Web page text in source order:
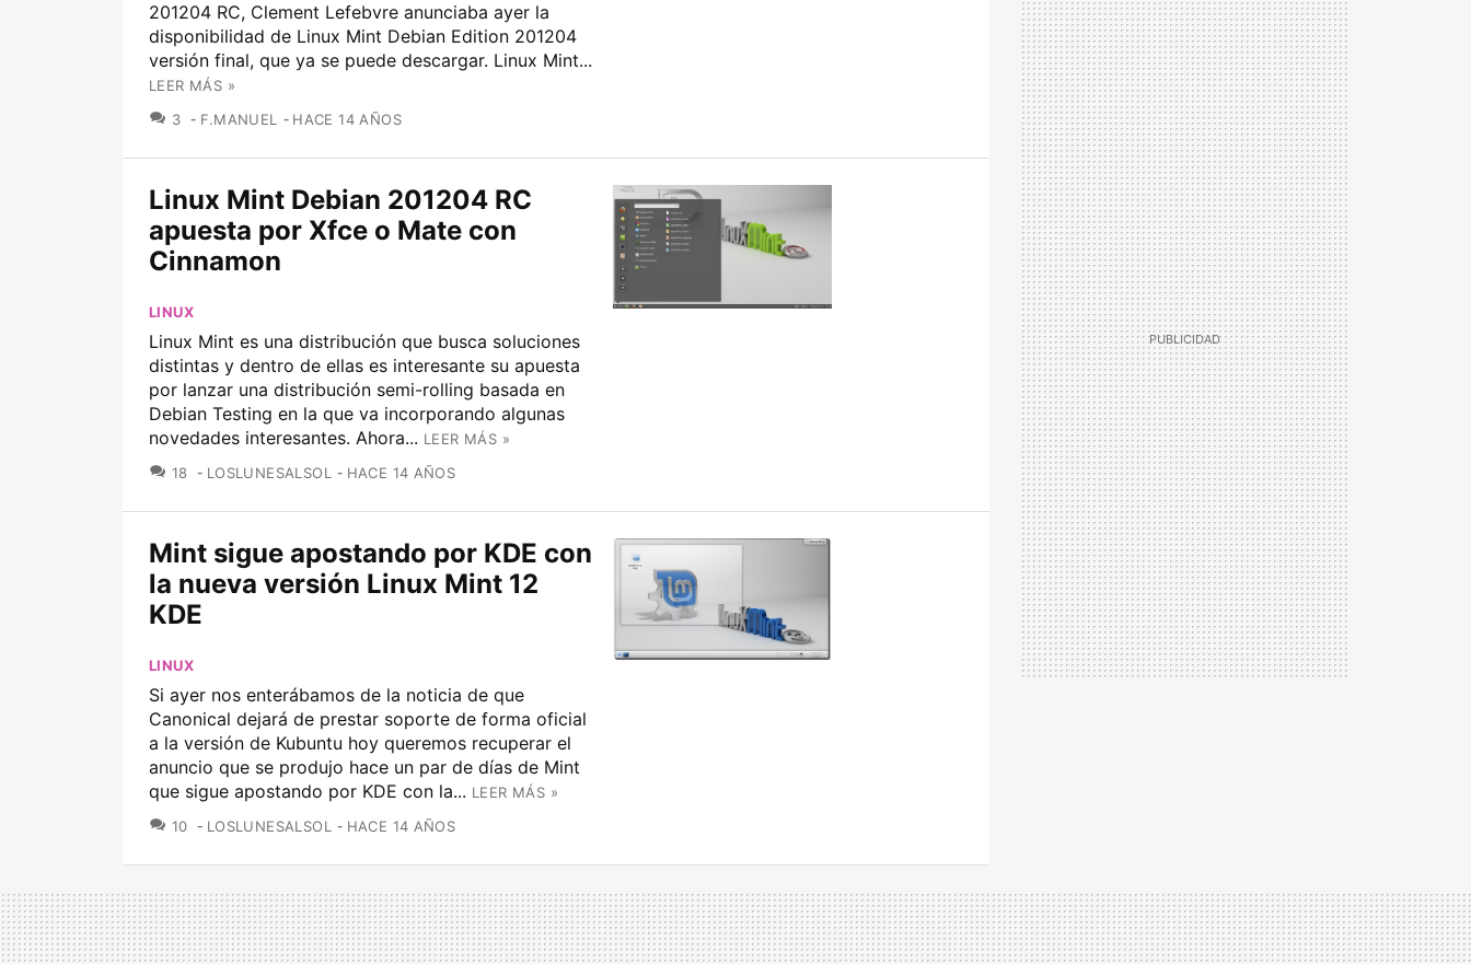
201204 RC, Clement Lefebvre anunciaba ayer la
disponibilidad de Linux Mint Debian Edition 201204
versión final, que ya se puede descargar. Linux Mint...
LEER MÁS »
3 COMENTARIOS
F.MANUEL HACE 14 AÑOS
Linux Mint Debian 201204 RC
apuesta por Xfce o Mate con
Cinnamon
LINUX
Linux Mint es una distribución que busca soluciones
distintas y dentro de ellas es interesante su apuesta
por lanzar una distribución semi-rolling basada en
Debian Testing en la que va incorporando algunas
novedades interesantes. Ahora... LEER MÁS »
18 COMENTARIOS
LOSLUNESALSOL HACE 14 AÑOS
Mint sigue apostando por KDE con
la nueva versión Linux Mint 12
KDE
LINUX
Si ayer nos enterábamos de la noticia de que
Canonical dejará de prestar soporte de forma oficial
a la versión de Kubuntu hoy queremos recuperar el
anuncio que se produjo hace un par de días de Mint
que sigue apostando por KDE con la... LEER MÁS »
10 COMENTARIOS
LOSLUNESALSOL HACE 14 AÑOS